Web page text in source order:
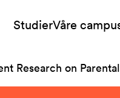
StudierVåre
Research on